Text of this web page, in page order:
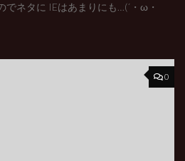
でネタに IEはあまりにも…(´・ω・
0